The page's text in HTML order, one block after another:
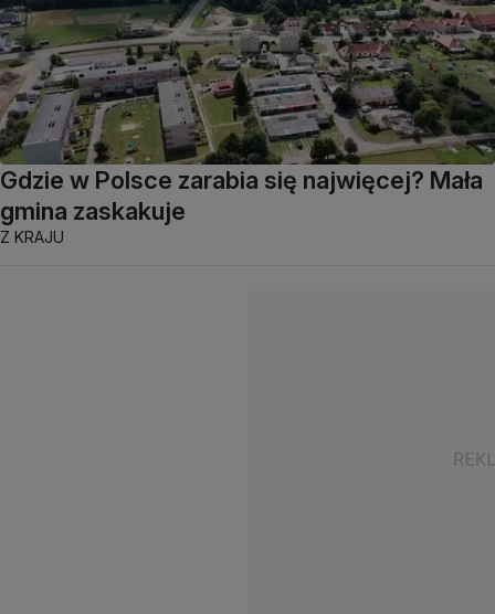
Gdzie w Polsce zarabia się najwięcej? Mała
gmina zaskakuje
Z KRAJU